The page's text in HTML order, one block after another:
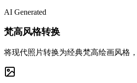
AI Generated
梵高风格转换
将现代照片转换为经典梵高绘画风格